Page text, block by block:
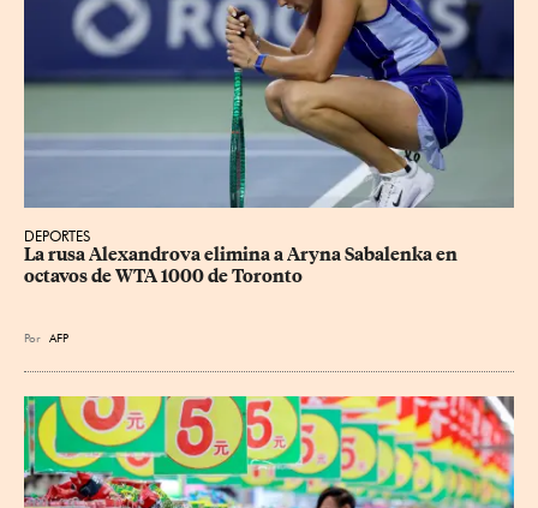
DEPORTES
La rusa Alexandrova elimina a Aryna Sabalenka en
octavos de WTA 1000 de Toronto
Por AFP